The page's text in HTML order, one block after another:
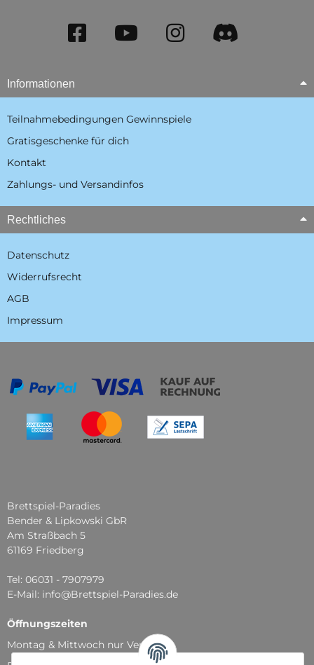
Informationen
Teilnahmebedingungen Gewinnspiele
Gratisgeschenke für dich
Kontakt
Zahlungs- und Versandinfos
Rechtliches
Datenschutz
Widerrufsrecht
AGB
Impressum
Brettspiel-Paradies
Bender & Lipkowski GbR
Am Straßbach 5
61169 Friedberg
Tel: 06031 - 7907979
E-Mail: info@Brettspiel-Paradies.de
Öffnungszeiten
Montag & Mittwoch nur Versand